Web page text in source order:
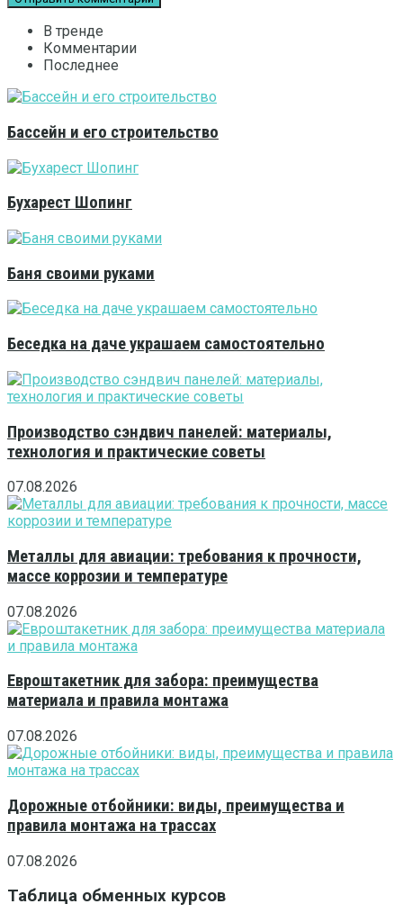
В тренде
Комментарии
Последнее
Бассейн и его строительство
Бухарест Шопинг
Баня своими руками
Беседка на даче украшаем самостоятельно
Производство сэндвич панелей: материалы,
технология и практические советы
07.08.2026
Металлы для авиации: требования к прочности,
массе коррозии и температуре
07.08.2026
Евроштакетник для забора: преимущества
материала и правила монтажа
07.08.2026
Дорожные отбойники: виды, преимущества и
правила монтажа на трассах
07.08.2026
Таблица обменных курсов